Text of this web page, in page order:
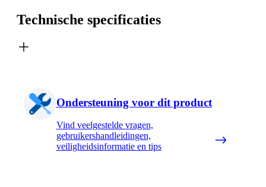
Technische specificaties
Ondersteuning voor dit product
Vind veelgestelde vragen,
gebruikershandleidingen,
veiligheidsinformatie en tips